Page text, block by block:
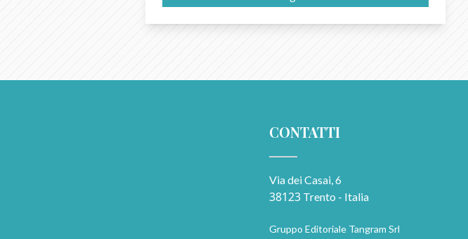
CONTATTI
Via dei Casai, 6
38123 Trento - Italia
Gruppo Editoriale Tangram Srl